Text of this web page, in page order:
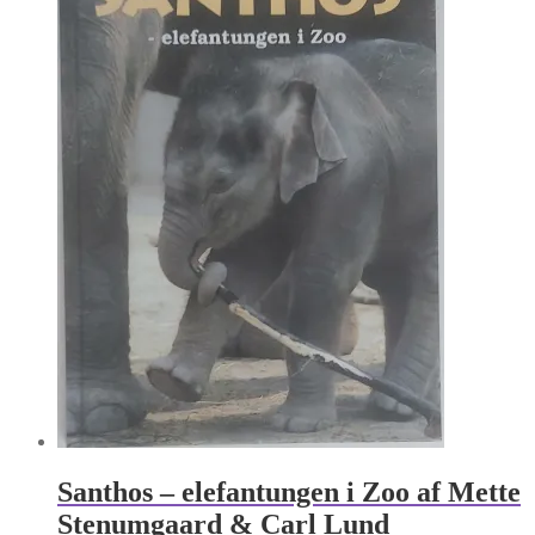
Santhos – elefantungen i Zoo af Mette
Stenumgaard & Carl Lund